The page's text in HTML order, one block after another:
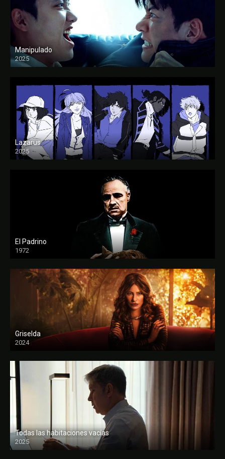
Manipulado
2025
Lazarus
2025
El Padrino
1972
FULL HD
Griselda
2024
Todas las habitaciones vacías
2025
FULL HD